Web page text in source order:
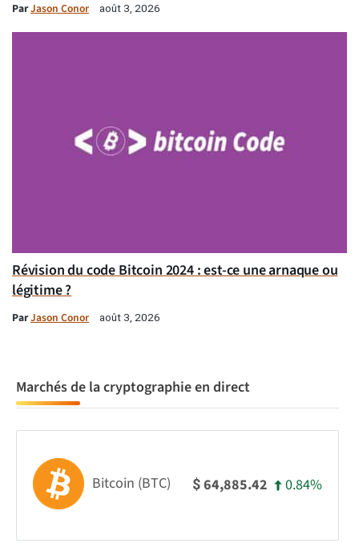
ParJason Conor août 3, 2026
Révision du code Bitcoin 2024 : est-ce une arnaque ou
légitime ?
ParJason Conor août 3, 2026
Marchés de la cryptographie en direct
Bitcoin (BTC) $64,885.42 0.84%